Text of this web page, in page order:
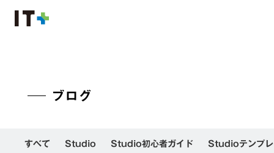
ブログ
すべて Studio Studio初心者ガイド Studioテンプ